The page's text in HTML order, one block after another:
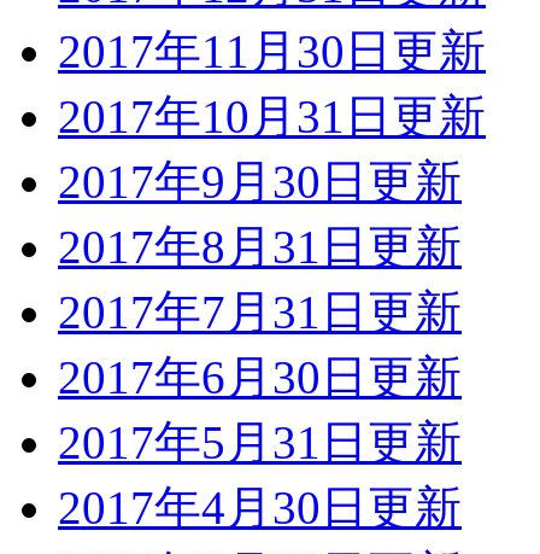
2017年11月30日更新
2017年10月31日更新
2017年9月30日更新
2017年8月31日更新
2017年7月31日更新
2017年6月30日更新
2017年5月31日更新
2017年4月30日更新